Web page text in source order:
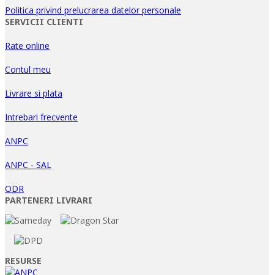
Politica privind prelucrarea datelor personale
SERVICII CLIENTI
Rate online
Contul meu
Livrare si plata
Intrebari frecvente
ANPC
ANPC - SAL
ODR
PARTENERI LIVRARI
RESURSE